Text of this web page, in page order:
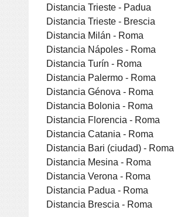
Distancia Trieste - Padua
Distancia Trieste - Brescia
Distancia Milán - Roma
Distancia Nápoles - Roma
Distancia Turín - Roma
Distancia Palermo - Roma
Distancia Génova - Roma
Distancia Bolonia - Roma
Distancia Florencia - Roma
Distancia Catania - Roma
Distancia Bari (ciudad) - Roma
Distancia Mesina - Roma
Distancia Verona - Roma
Distancia Padua - Roma
Distancia Brescia - Roma